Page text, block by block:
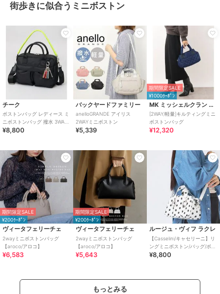
街歩きに似合うミニボストン
チーク
ボストンバッグ レディース ミ
ニボストンバッグ 撥水 3WAY
ショルダーバッグ
¥8,800
バックヤードファミリー
anelloGRANDE アイリス
2WAYミニボストン
¥5,339
期間限定SALE
¥1000ｸｰﾎﾟﾝ
MK ミッシェルクラン バッグ
[2WAY/軽量]キルティングミニ
ボストンバッグ
¥12,320
期間限定SALE
¥200ｸｰﾎﾟﾝ
ヴィータフェリーチェ
2wayミニボストンバッグ
【aroco/アロコ】
¥6,583
期間限定SALE
¥200ｸｰﾎﾟﾝ
ヴィータフェリーチェ
2wayミニボストンバッグ
【aroco/アロコ】
¥5,643
ルージュ・ヴィフ ラクレ
【Casselini/キャセリーニ】リ
ングミニボストン/バッグ/ボス
トンバッグ/
¥8,800
もっとみる